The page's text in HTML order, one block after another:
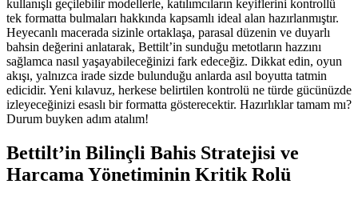
kullanışlı geçilebilir modellerle, katılımcıların keyiflerini kontrollü
tek formatta bulmaları hakkında kapsamlı ideal alan hazırlanmıştır.
Heyecanlı macerada sizinle ortaklaşa, parasal düzenin ve duyarlı
bahsin değerini anlatarak, Bettilt’in sunduğu metotların hazzını
sağlamca nasıl yaşayabileceğinizi fark edeceğiz. Dikkat edin, oyun
akışı, yalnızca irade sizde bulunduğu anlarda asıl boyutta tatmin
edicidir. Yeni kılavuz, herkese belirtilen kontrolü ne türde gücünüzde
izleyeceğinizi esaslı bir formatta gösterecektir. Hazırlıklar tamam mı?
Durum buyken adım atalım!
Bettilt’in Bilinçli Bahis Stratejisi ve
Harcama Yönetiminin Kritik Rolü